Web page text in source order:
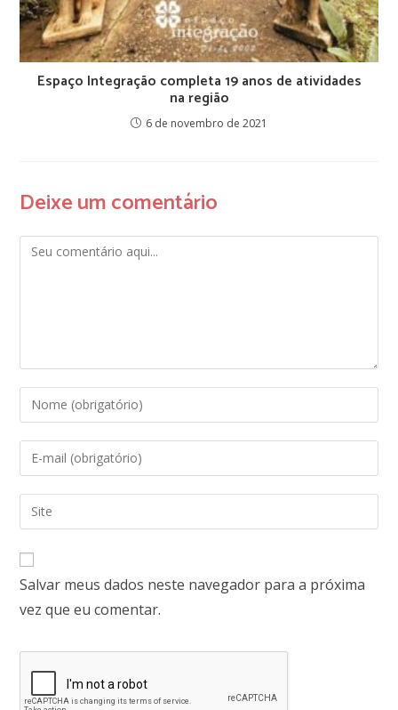
Espaço Integração completa 19 anos de atividades
na região
6 de novembro de 2021
Deixe um comentário
Salvar meus dados neste navegador para a próxima
vez que eu comentar.